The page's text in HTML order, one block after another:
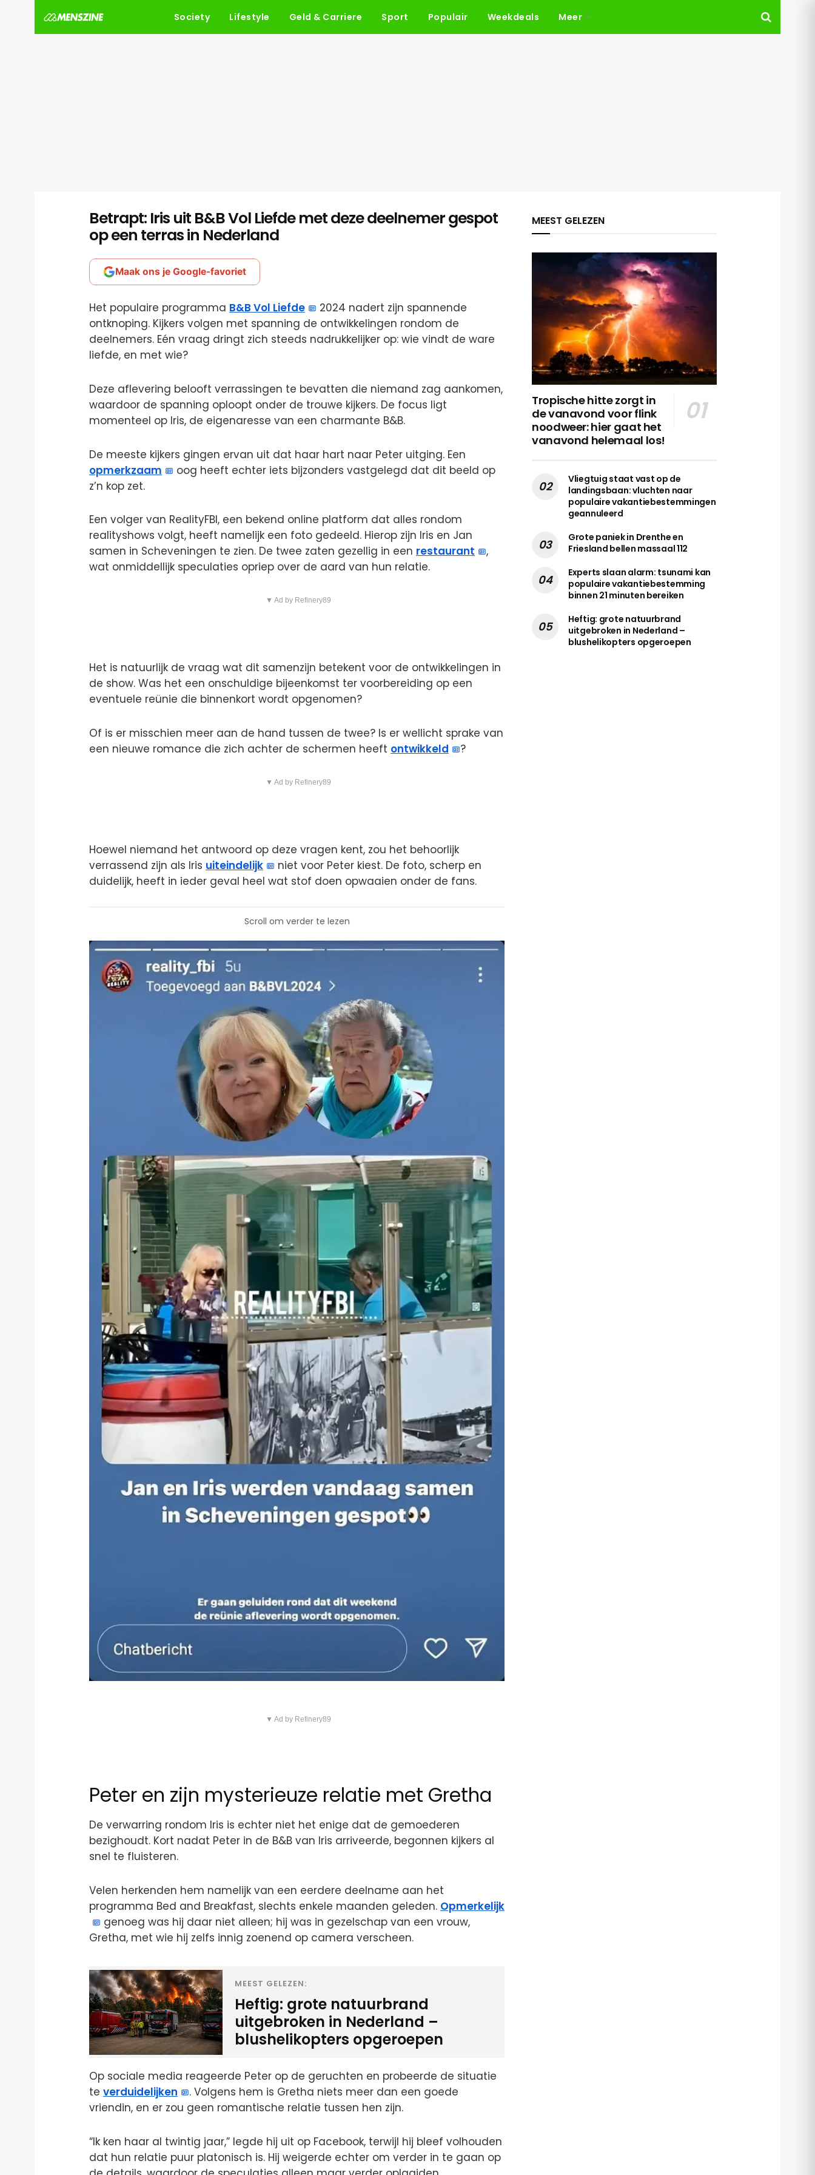
Society Lifestyle Geld & Carriere Sport Populair Weekdeals Meer
Betrapt: Iris uit B&B Vol Liefde met deze deelnemer gespot
op een terras in Nederland
Maak ons je Google-favoriet
Het populaire programma B&B Vol Liefde
2024 nadert zijn spannende
ontknoping. Kijkers volgen met spanning de ontwikkelingen rondom de
deelnemers. Eén vraag dringt zich steeds nadrukkelijker op: wie vindt de ware
liefde, en met wie?
Deze aflevering belooft verrassingen te bevatten die niemand zag aankomen,
waardoor de spanning oploopt onder de trouwe kijkers. De focus ligt
momenteel op Iris, de eigenaresse van een charmante B&B.
De meeste kijkers gingen ervan uit dat haar hart naar Peter uitging. Een
opmerkzaam
oog heeft echter iets bijzonders vastgelegd dat dit beeld op
z’n kop zet.
Een volger van RealityFBI, een bekend online platform dat alles rondom
realityshows volgt, heeft namelijk een foto gedeeld. Hierop zijn Iris en Jan
samen in Scheveningen te zien. De twee zaten gezellig in een restaurant
,
wat onmiddellijk speculaties opriep over de aard van hun relatie.
▼ Ad by Refinery89
Het is natuurlijk de vraag wat dit samenzijn betekent voor de ontwikkelingen in
de show. Was het een onschuldige bijeenkomst ter voorbereiding op een
eventuele reünie die binnenkort wordt opgenomen?
Of is er misschien meer aan de hand tussen de twee? Is er wellicht sprake van
een nieuwe romance die zich achter de schermen heeft ontwikkeld ?
▼ Ad by Refinery89
Hoewel niemand het antwoord op deze vragen kent, zou het behoorlijk
verrassend zijn als Iris uiteindelijk
niet voor Peter kiest. De foto, scherp en
duidelijk, heeft in ieder geval heel wat stof doen opwaaien onder de fans.
Scroll om verder te lezen
▼ Ad by Refinery89
Peter en zijn mysterieuze relatie met Gretha
De verwarring rondom Iris is echter niet het enige dat de gemoederen
bezighoudt. Kort nadat Peter in de B&B van Iris arriveerde, begonnen kijkers al
snel te fluisteren.
Velen herkenden hem namelijk van een eerdere deelname aan het
programma Bed and Breakfast, slechts enkele maanden geleden. Opmerkelijk
genoeg was hij daar niet alleen; hij was in gezelschap van een vrouw,
Gretha, met wie hij zelfs innig zoenend op camera verscheen.
MEEST GELEZEN:
Heftig: grote natuurbrand
uitgebroken in Nederland –
blushelikopters opgeroepen
Op sociale media reageerde Peter op de geruchten en probeerde de situatie
te verduidelijken
. Volgens hem is Gretha niets meer dan een goede
vriendin, en er zou geen romantische relatie tussen hen zijn.
“Ik ken haar al twintig jaar,” legde hij uit op Facebook, terwijl hij bleef volhouden
dat hun relatie puur platonisch is. Hij weigerde echter om verder in te gaan op
MEEST GELEZEN
Tropische hitte zorgt in
de vanavond voor flink
noodweer: hier gaat het
vanavond helemaal los!
Vliegtuig staat vast op de
landingsbaan: vluchten naar
populaire vakantiebestemmingen
geannuleerd
Grote paniek in Drenthe en
Friesland bellen massaal 112
Experts slaan alarm: tsunami kan
populaire vakantiebestemming
binnen 21 minuten bereiken
Heftig: grote natuurbrand
uitgebroken in Nederland –
blushelikopters opgeroepen